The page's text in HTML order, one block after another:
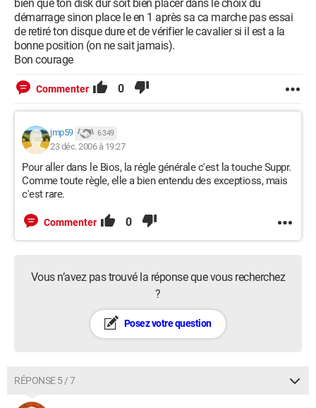
bien que ton disk dur soit bien placer dans le choix du
démarrage sinon place le en 1 après sa ca marche pas essai
de retiré ton disque dure et de vérifier le cavalier si il est a la
bonne position (on ne sait jamais).
Bon courage
Commenter 0
jmp59 6 349
23 déc. 2006 à 19:27
Pour aller dans le Bios, la régle générale c'est la touche Suppr.
Comme toute règle, elle a bien entendu des exceptioss, mais
c'est rare.
Commenter 0
Vous n’avez pas trouvé la réponse que vous recherchez
?
Posez votre question
RÉPONSE 5 / 7